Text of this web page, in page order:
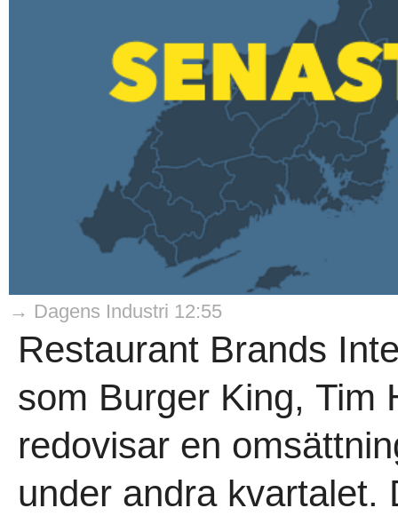
→ Dagens Industri 12:55
Restaurant Brands
som Burger King, Tim
redovisar en
under andra kvartalet.